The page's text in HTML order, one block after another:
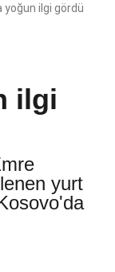
yoğun ilgi gördü
ilgi
yurt